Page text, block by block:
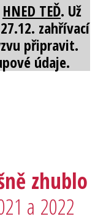
HNED TEĎ. Už
zahřívací
připravit.
údaje.
zhublo
a 2022